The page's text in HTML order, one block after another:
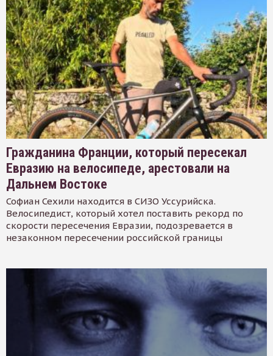
Гражданина Франции, который пересекал
Евразию на велосипеде, арестовали на
Дальнем Востоке
Софиан Сехили находится в СИЗО Уссурийска.
Велосипедист, который хотел поставить рекорд по
скорости пересечения Евразии, подозревается в
незаконном пересечении российской границы